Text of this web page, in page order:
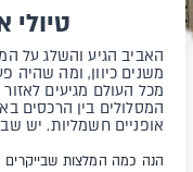
טיולי
האביב הגיע והשלג על
משנים כיוון, ומה שהיה
מכל העולם מגיעים
המסלולים בין הרכסים
אופניים חשמליות. יש
הנה כמה המלצות שבייקרים